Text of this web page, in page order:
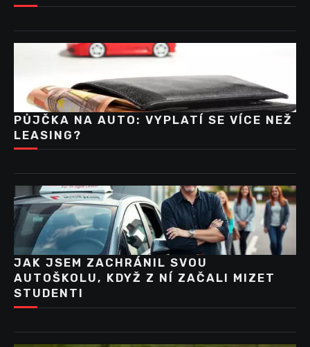
PŮJČKA NA AUTO: VYPLATÍ SE VÍCE NEŽ
LEASING?
JAK JSEM ZACHRÁNIL SVOU
AUTOŠKOLU, KDYŽ Z NÍ ZAČALI MIZET
STUDENTI